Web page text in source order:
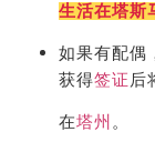
生活在塔斯
如果有配偶
获得签证 后
在塔州。